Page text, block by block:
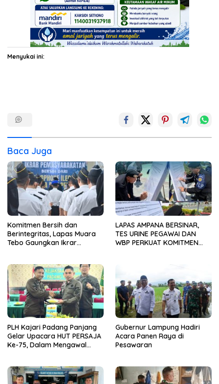
Menyukai ini:
Baca Juga
Komitmen Bersih dan
Berintegritas, Lapas Muara
Tebo Gaungkan Ikrar
dan Penipuan
LAPAS AMPANA BERSINAR,
TES URINE PEGAWAI DAN
WBP PERKUAT KOMITMEN
PLH Kajari Padang Panjang
Gelar Upacara HUT PERSAJA
Ke-75, Dalam Mengawal
Gubernur Lampung Hadiri
Acara Panen Raya di
Pesawaran